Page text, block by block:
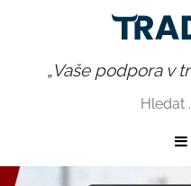
„Vaše podpora v